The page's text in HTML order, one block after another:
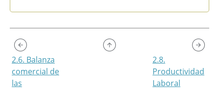
2.6. Balanza
comercial de
las
2.8.
Productividad
Laboral